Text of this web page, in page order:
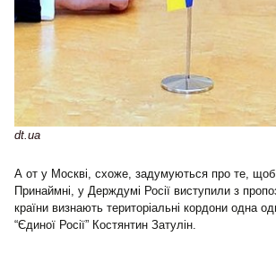
dt.ua
А от у Москві, схоже, задумуються про те,
Принаймні, у Держдумі Росії виступили з
країни визнають територіальні кордони одна
“Єдиної Росії” Костянтин Затулін.